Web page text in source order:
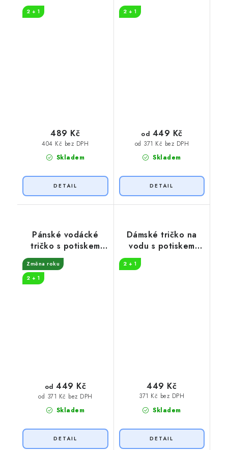
2 + 1
Skladem
404 Kč bez DPH
489 Kč
2 + 1
Skladem
od 371 Kč bez DPH
od 449 Kč
Pánské vodácké
tričko s potiskem
Vltava
Změna roku
2 + 1
Skladem
od 371 Kč bez DPH
od 449 Kč
Dámské tričko na
vodu s potiskem
2 + 1
Skladem
371 Kč bez DPH
449 Kč